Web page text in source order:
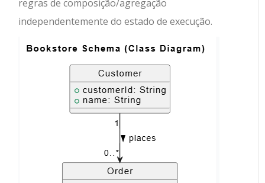
regras de composição/agregação
independentemente do estado de execução.